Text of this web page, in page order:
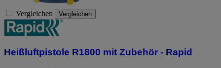
Vergleichen Vergleichen
Heißluftpistole R1800 mit Zubehör - Rapid